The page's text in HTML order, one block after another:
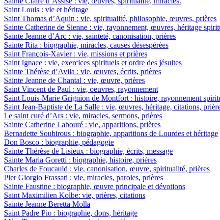
Saint Louis : vie et héritage
Saint Thomas d’Aquin : vie, spiritualité, philosophie, œuvres, prières
Sainte Catherine de Sienne : vie, rayonnement, œuvres, héritage
Sainte Jeanne d’Arc : vie, sainteté, canonisation, prières
Sainte Rita : biographie, miracles, causes désespérées
Saint François-Xavier : vie, missions et prières
Saint Ignace : vie, exercices spirituels et ordre des jésuites
Sainte Thérèse d’Avila : vie, œuvres, écrits, prières
Sainte Jeanne de Chantal : vie, œuvre, prières
Saint Vincent de Paul : vie, oeuvres, rayonnement
Saint Louis-Marie Grignion de Montfort : histoire, rayonnement
Saint Jean-Baptiste de La Salle : vie, œuvres, héritage, citations,
Le saint curé d’Ars : vie, miracles, sermons, prières
Sainte Catherine Labouré : vie, apparitions, prières
Bernadette Soubirous : biographie, apparitions de Lourdes et héritage
Don Bosco : biographie, pédagogie
Sainte Thérèse de Lisieux : biographie, écrits, message
Sainte Maria Goretti : biographie, histoire, prières
Charles de Foucauld : vie, canonisation, œuvre, spiritualité, prières
Pier Giorgio Frassati : vie, miracles, paroles, prières
Sainte Faustine : biographie, œuvre principale et dévotions
Saint Maximilien Kolbe: vie, prières, citations
Sainte Jeanne Beretta Molla
Saint Padre Pio : biographie, dons, héritage